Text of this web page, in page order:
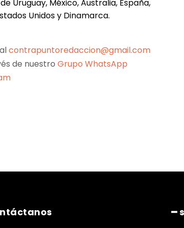
Uruguay, México, Australia, España,
Unidos y Dinamarca.
contrapuntoredaccion@gmail.com
de nuestroGrupo WhatsApp
━